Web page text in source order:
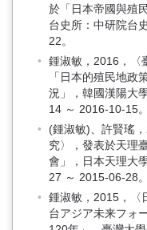
於「日本帝國與殖
台史所：中研院台
22。
鍾淑敏，2016，〈
「日本的殖民地
況」，韓國漢陽大
14 ～ 2016-10-15。
(鍾淑敏)、許賢瑤
究〉，發表於天理
會」，日本天理大
27 ～ 2015-06-28。
鍾淑敏，2015，〈
台アジア未来フォ